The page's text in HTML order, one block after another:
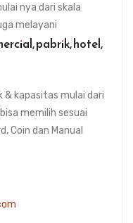
nya dari skala
melayani
pabrik, hotel,
& kapasitas mulai dari
memilih sesuai
Coin dan Manual